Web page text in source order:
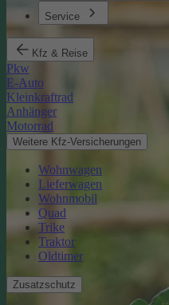
Service
Kfz & Reise
Pkw
E-Auto
Kleinkraftrad
Anhänger
Motorrad
Weitere Kfz-Versicherungen
Wohnwagen
Lieferwagen
Wohnmobil
Quad
Trike
Traktor
Oldtimer
Zusatzschutz